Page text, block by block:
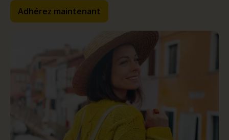
Adhérez maintenant